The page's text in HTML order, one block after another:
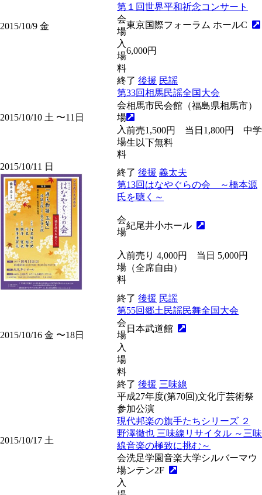
2015/10/9 金
第１回世界平和祈念コンサート
会
場
東京国際フォーラム ホールC
入
場
料
6,000円
2015/10/10 土 〜11 日
終了 後援 民謡
第33回相馬民謡全国大会
会
場
相馬市民会館（福島県相馬市）
入
場
料
前売1,500円 当日1,800円 中学
生以下無料
2015/10/11 日
終了 後援 義太夫
第13回はなやぐらの会 ～橋本源
氏を聴く～
会
場
紀尾井小ホール
入
場
料
前売り 4,000円 当日 5,000円
（全席自由）
2015/10/16 金 〜18日
終了 後援 民謡
第55回郷土民謡民舞全国大会
会
場
日本武道館
入
場
料
2015/10/17 土
終了 後援 三味線
平成27年度(第70回)文化庁芸術祭
参加公演
現代邦楽の旗手たちシリーズ ２
野澤徹也 三味線リサイタル ～三味
線音楽の極致に挑む～
会
場
洗足学園音楽大学シルバーマウ
ンテン2F
入